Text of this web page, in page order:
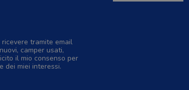
tramite email
camper usati,
il mio consenso per
dei miei interessi.